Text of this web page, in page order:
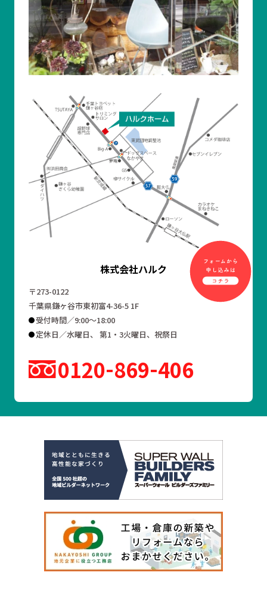
株式会社ハルク
〒273-0122
千葉県鎌ヶ谷市東初富4-36-5 1F
受付時間／9:00～18:00
定休日／水曜日、 第1・3火曜日、祝祭日
0120 869 406